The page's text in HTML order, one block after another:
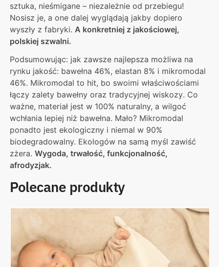
sztuka, nieśmigane – niezależnie od przebiegu!
Nosisz je, a one dalej wyglądają jakby dopiero
wyszły z fabryki. A konkretniej z jakościowej,
polskiej szwalni.
Podsumowując: jak zawsze najlepsza możliwa na
rynku jakość: bawełna 46%, elastan 8% i mikromodal
46%. Mikromodal to hit, bo swoimi właściwościami
łączy zalety bawełny oraz tradycyjnej wiskozy. Co
ważne, materiał jest w 100% naturalny, a wilgoć
wchłania lepiej niż bawełna. Mało? Mikromodal
ponadto jest ekologiczny i niemal w 90%
biodegradowalny. Ekologów na samą myśl zawiść
zżera. Wygoda, trwałość, funkcjonalność,
afrodyzjak.
Polecane produkty